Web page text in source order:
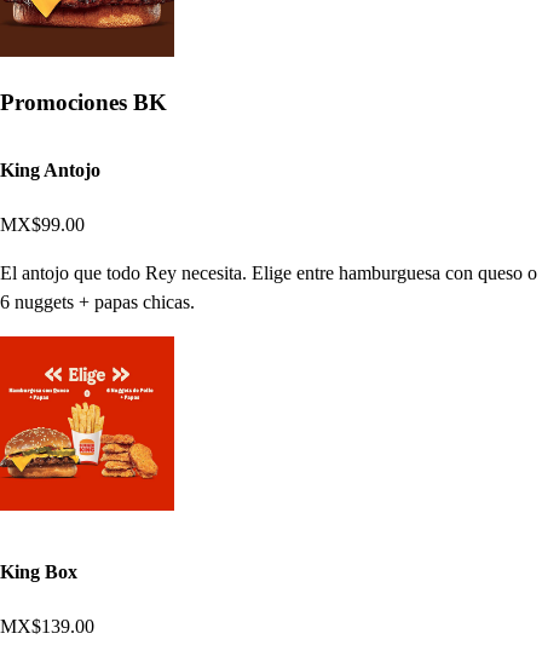
Promociones BK
King Antojo
MX$99.00
El antojo que todo Rey necesita. Elige entre hamburguesa con queso o
6 nuggets + papas chicas.
King Box
MX$139.00